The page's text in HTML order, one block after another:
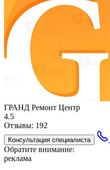
ГРАНД Ремонт Центр
4.5
Отзывы: 192
Консультация специалиста
Обратите внимание:
реклама